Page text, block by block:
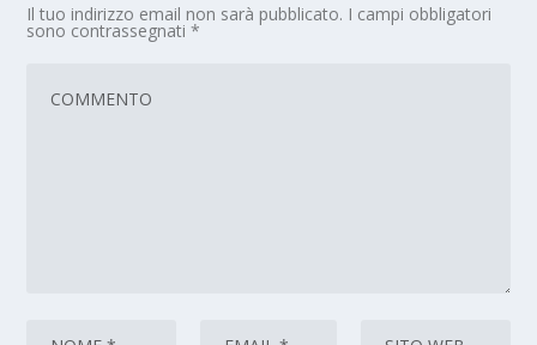
Il tuo indirizzo email non sarà pubblicato. I campi obbligatori
sono contrassegnati*